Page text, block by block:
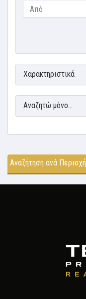
Χαρακτηριστικά
Αναζητώ μόνο...
Αναζήτηση ανά Περιοχή